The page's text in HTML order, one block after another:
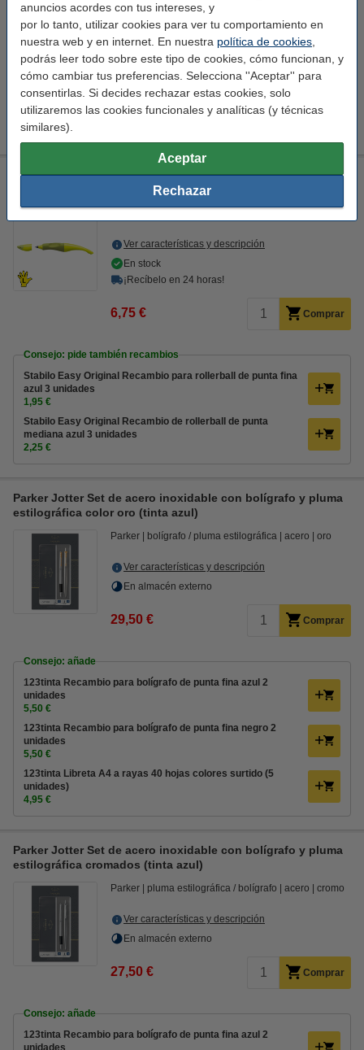
anuncios acordes con tus intereses, y
por lo tanto, utilizar cookies para ver tu comportamiento en
nuestra web y en internet. En nuestra política de cookies
podrás leer todo sobre este tipo de cookies, cómo funcionan, y
cómo cambiar tus preferencias. Selecciona ''Aceptar'' para
consentirlas. Si decides rechazar estas cookies, solo
utilizaremos las cookies funcionales y analíticas (y técnicas
similares).
Aceptar
Rechazar
Consejo: pide también recambios
Stabilo Easy Original Recambio para rollerball de punta fina
azul 3 unidades
1,95 €
Stabilo Easy Original Recambio de rollerball de punta
mediana azul 3 unidades
2,25 €
Stabilo Easy Original Bolígrafo roller lima/verde oscuro (para
Ver características y descripción
En stock
¡Recíbelo en 24 horas!
6,75 € Comprar
Consejo: pide también recambios
Stabilo Easy Original Recambio para rollerball de punta fina
azul 3 unidades
1,95 €
Stabilo Easy Original Recambio de rollerball de punta
mediana azul 3 unidades
2,25 €
Parker Jotter Set de acero inoxidable con bolígrafo y pluma
estilográfica color oro (tinta azul)
Parker bolígrafo / pluma estilográfica acero oro
Ver características y descripción
En almacén externo
29,50 € Comprar
Consejo: añade
123tinta Recambio para bolígrafo de punta fina azul 2
unidades
5,50 €
123tinta Recambio para bolígrafo de punta fina negro 2
unidades
5,50 €
123tinta Libreta A4 a rayas 40 hojas colores surtido (5
unidades)
4,95 €
Parker Jotter Set de acero inoxidable con bolígrafo y pluma
estilográfica cromados (tinta azul)
Parker pluma estilográfica / bolígrafo acero cromo
Ver características y descripción
En almacén externo
27,50 € Comprar
Consejo: añade
123tinta Recambio para bolígrafo de punta fina azul 2
unidades